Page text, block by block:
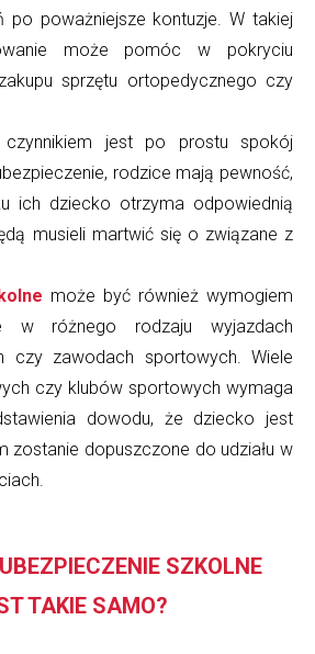
po poważniejsze kontuzje. W takiej
może pomóc w pokryciu
sprzętu ortopedycznego czy
czynnikiem jest po prostu spokój
rodzice mają pewność,
ich dziecko otrzyma odpowiednią
musieli martwić się o związane z
może być również wymogiem
w różnego rodzaju wyjazdach
czy zawodach sportowych. Wiele
czy klubów sportowych wymaga
dowodu, że dziecko jest
zostanie dopuszczone do udziału w
SZKOLNE
TAKIE SAMO?